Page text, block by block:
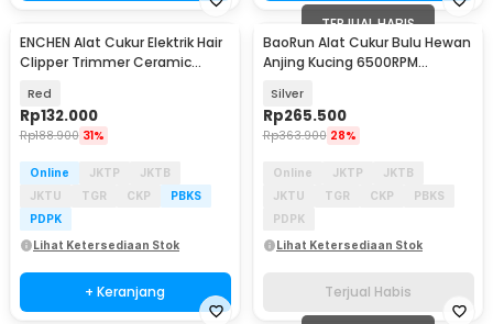
ENCHEN Alat Cukur Elektrik Hair
Clipper Trimmer Ceramic
Red
Rp132.000
Rp188.900 31%
Online JKTP
JKTB
JKTU
TGR CKP
PBKS
PDPK
Lihat Ketersediaan Stok
+ Keranjang
TERJUAL HABIS
BaoRun Alat Cukur Bulu Hewan
Anjing Kucing 6500RPM
Silver
Rp265.500
Rp363.900 28%
Online JKTP
JKTB
JKTU
TGR CKP
PBKS
PDPK
Lihat Ketersediaan Stok
Terjual Habis